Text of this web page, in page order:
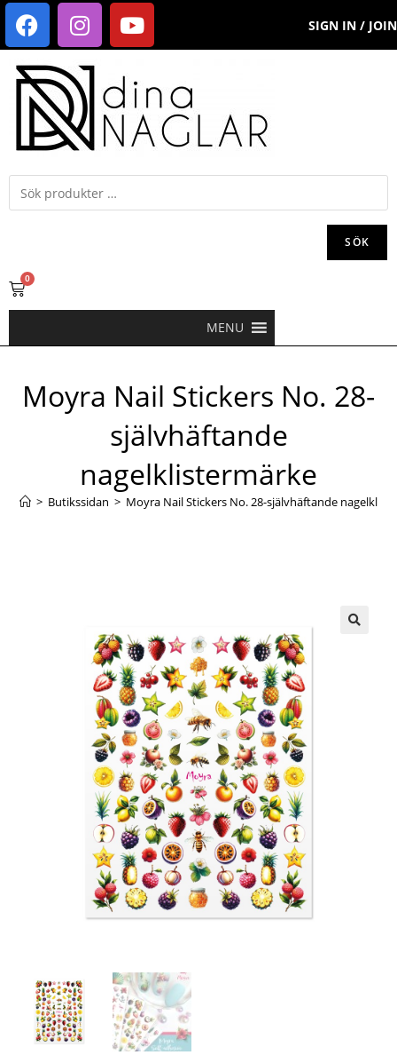
SIGN IN / JOIN
SÖK
0
MENU
Moyra Nail Stickers No. 28-
självhäftande
nagelklistermärke
> Butikssidan > Moyra Nail Stickers No. 28-självhäftande